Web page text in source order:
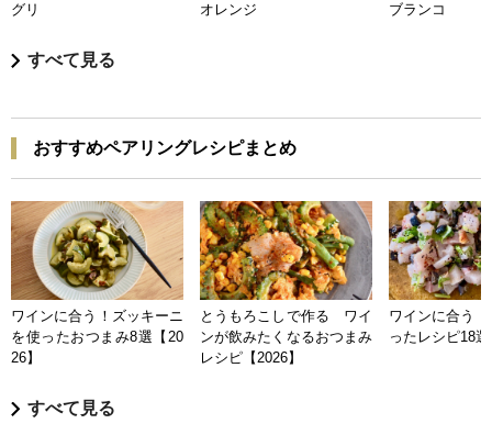
グリ
オレンジ
ブランコ
すべて見る
おすすめペアリングレシピまとめ
ワインに合う！ズッキーニ
を使ったおつまみ8選【20
26】
とうもろこしで作る ワイ
ンが飲みたくなるおつまみ
レシピ【2026】
ワインに合う
ったレシピ18
すべて見る